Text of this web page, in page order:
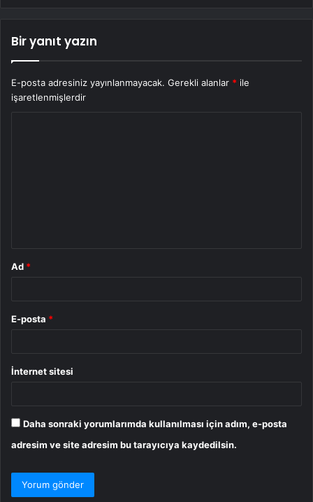
Bir yanıt yazın
E-posta adresiniz yayınlanmayacak. Gerekli alanlar * ile
işaretlenmişlerdir
Ad *
E-posta *
İnternet sitesi
Daha sonraki yorumlarımda kullanılması için adım, e-posta
adresim ve site adresim bu tarayıcıya kaydedilsin.